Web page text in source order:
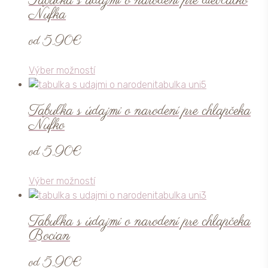
produktu.
viacero
vybrať
na
stránke
produktu.
Ňufka
od5.90€
Výber možnostíTento
produkt
viacero
vybrať
na
stránke
produktu.
Tabuľka s údajmi o narodení pre chlapčeka
Ňufko
od5.90€
Výber možnostíTento
produkt
viacero
Tabuľka s údajmi o narodení pre chlapčeka
Bocian
od5.90€